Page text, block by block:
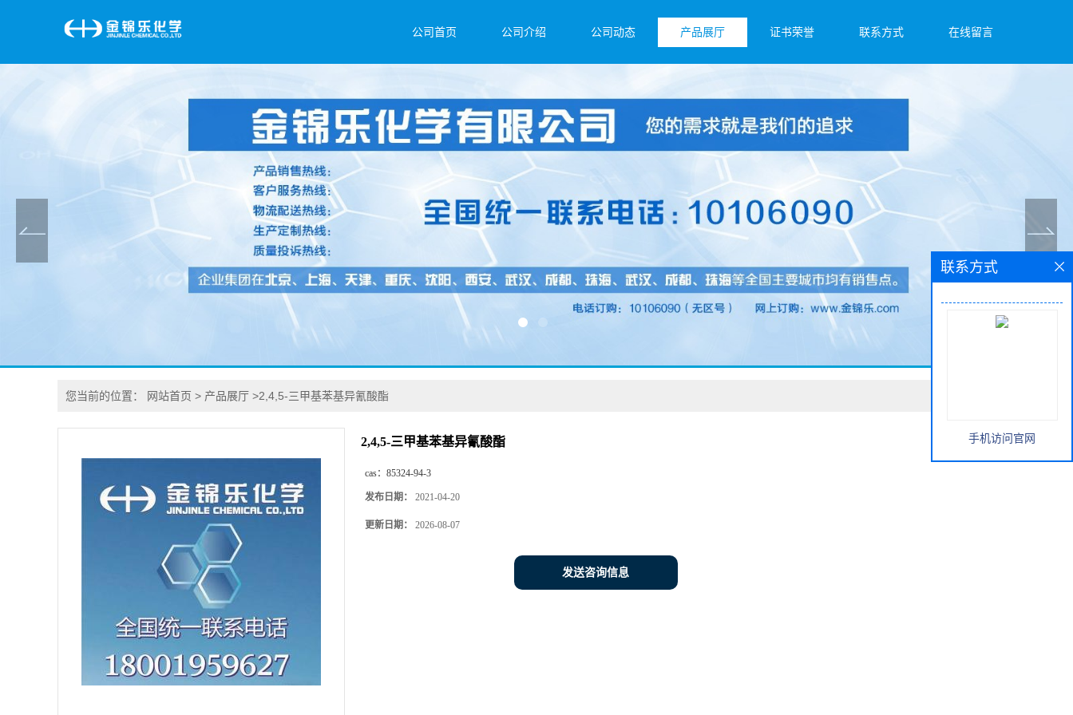
公司首页 公司介绍 公司动态 产品展厅 证书荣誉 联系方式 在线留言
您当前的位置： 网站首页 > 产品展厅 >2,4,5-三甲基苯基异氰酸酯
2,4,5-三甲基苯基异氰酸酯
cas： 85324-94-3
发布日期： 2021-04-20
更新日期： 2026-08-07
发送咨询信息
联系方式
手机访问官网